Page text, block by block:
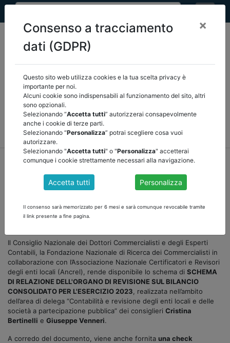
Seleziona una categoria:
COMUNICAZIONI
RASSEGNA STAMPA VEDI TUTTE
home notizie comunicazioni/torna indietro
CONSOLIDATO 2023
Il Consiglio Nazionale dei Dottori Commercialisti e degli Esperti
Contabili, la Fondazione Nazionale di Ricerca dei Commercialisti in
collaborazione con l’Associazione Nazionale Certificatori e Revisori
degli enti locali (Ancrel), rende disponibile lo schema di SCHEMA
DI RELAZIONE DELL'ORGANO DI REVISIONE SUL BILANCIO
CONSOLIDATO PER L'ESERCIZIO 2023 , realizzata nell’ambito
dell’area di delega “Contabilità e revisione degli enti locali e delle
società a partecipazione pubblica” dei consiglieri Cristina
Bertinelli e Giuseppe Venneri.
A corredo del documento, viene anche fornita una check
Consenso a tracciamento
dati (GDPR)
×
Questo sito web utilizza cookies e la tua scelta privacy è
importante per noi.
Alcuni cookie sono indispensabili al funzionamento del sito, altri
sono opzionali.
Selezionando “Accetta tutti” autorizzerai consapevolmente
anche i cookie di terze parti.
Selezionando “Personalizza” potrai scegliere cosa vuoi
autorizzare.
Selezionando "Accetta tutti" o "Personalizza" accetterai
comunque i cookie strettamente necessari alla navigazione.
Accetta tutti Personalizza
Il consenso sarà memorizzato per 6 mesi e sarà comunque revocabile tramite
il link presente a fine pagina.